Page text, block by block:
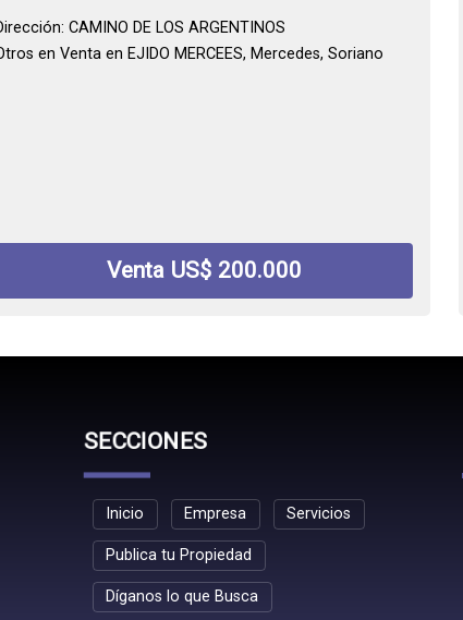
CAMINO DE LOS ARGENTINOS
en Venta en EJIDO MERCEES, Mercedes, Soriano
Venta US$ 200.000
SECCIONES
Inicio Empresa Servicios
Publica tu Propiedad
Díganos lo que Busca